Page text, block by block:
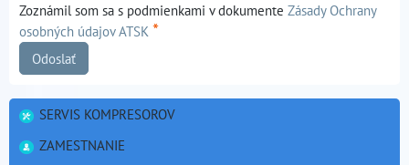
Zoznámil som sa s podmienkami v dokumente Zásady Ochrany
osobných údajov ATSK *
Odoslať
SERVIS KOMPRESOROV
ZAMESTNANIE